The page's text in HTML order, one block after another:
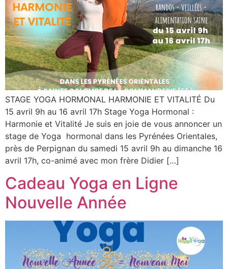
STAGE YOGA HORMONAL HARMONIE ET VITALITÉ Du
15 avril 9h au 16 avril 17h Stage Yoga Hormonal :
Harmonie et Vitalité Je suis en joie de vous annoncer un
stage de Yoga hormonal dans les Pyrénées Orientales,
près de Perpignan du samedi 15 avril 9h au dimanche 16
avril 17h, co-animé avec mon frère Didier […]
Cadeau Yoga en Ligne
Nouvelle Année